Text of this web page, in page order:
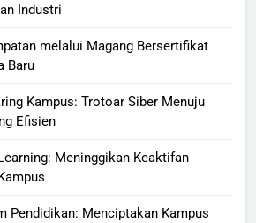
Industri
melalui Magang Bersertifikat
Baru
Kampus: Trotoar Siber Menuju
Efisien
Meninggikan Keaktifan
Pendidikan: Menciptakan Kampus